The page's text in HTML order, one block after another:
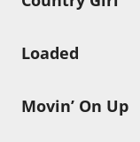
Loaded
Movin’ On Up